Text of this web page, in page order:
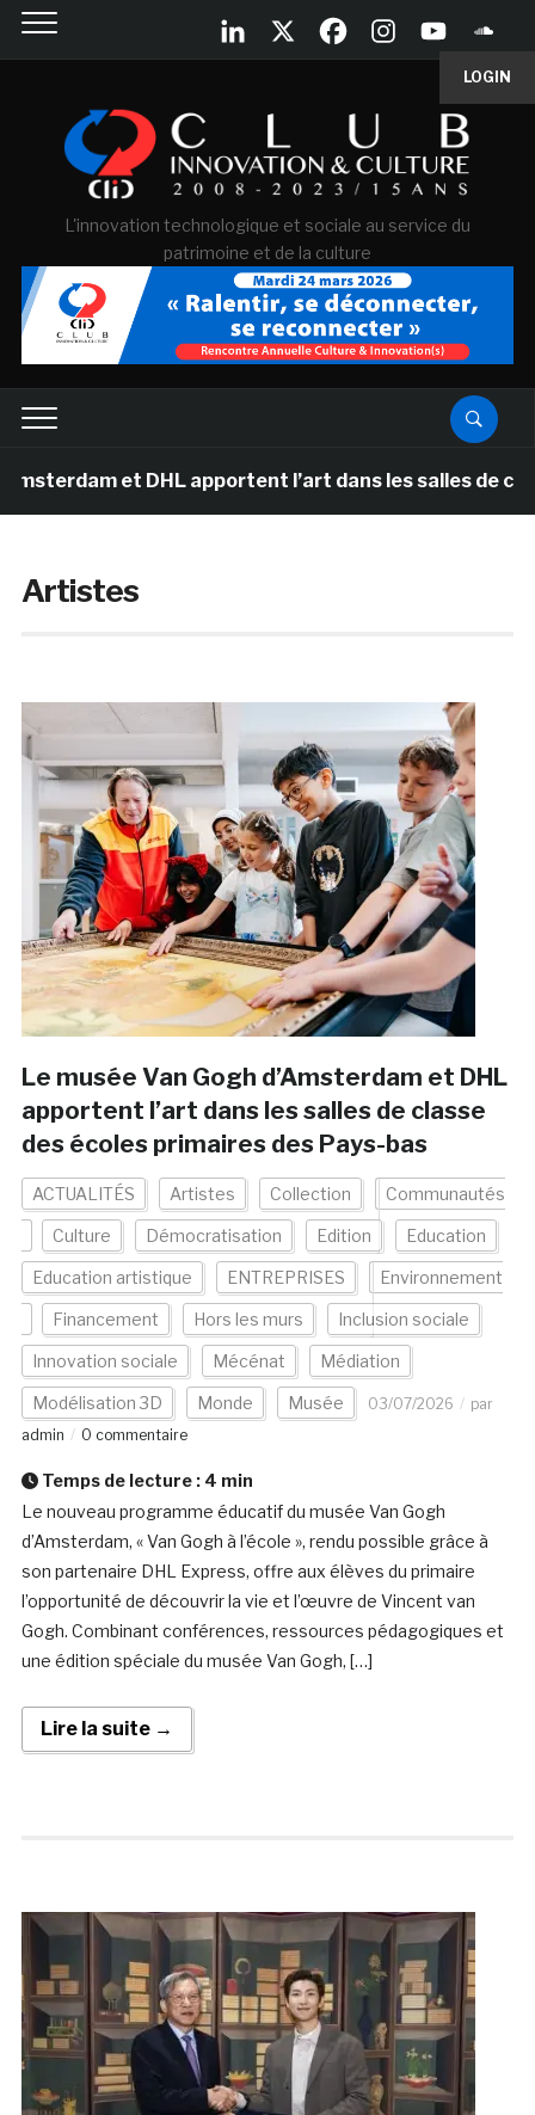
LOGIN
L'innovation technologique et sociale au service du
patrimoine et de la culture
et DHL apportent l’art dans les salles de classe des
Artistes
Le musée Van Gogh d’Amsterdam et DHL
apportent l’art dans les salles de classe
des écoles primaires des Pays-bas
ACTUALITÉS Artistes Collection Communautés
Culture Démocratisation Edition Education
Education artistique ENTREPRISES Environnement
Financement Hors les murs Inclusion sociale
Innovation sociale Mécénat Médiation
Modélisation 3D Monde Musée 03/07/2026
par
admin
0 commentaire
Temps de lecture : 4 min
Le nouveau programme éducatif du musée Van Gogh
d’Amsterdam, « Van Gogh à l’école », rendu possible grâce à
son partenaire DHL Express, offre aux élèves du primaire
l’opportunité de découvrir la vie et l’œuvre de Vincent van
Gogh. Combinant conférences, ressources pédagogiques et
une édition spéciale du musée Van Gogh, […]
Lire la suite →